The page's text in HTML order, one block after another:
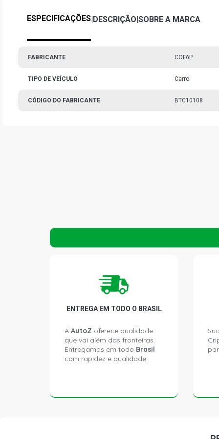
ESPECIFICAÇÕES|DESCRIÇÃO|SOBRE A MARCA
FABRICANTE COFAP
TIPO DE VEÍCULO Carro
CÓDIGO DO FABRICANTE BTC10108
ENTREGA EM TODO O BRASIL
A AutoZ oferece qualidade
que vai além das fronteiras.
Entregamos em todo Brasil
com rapidez e qualidade.